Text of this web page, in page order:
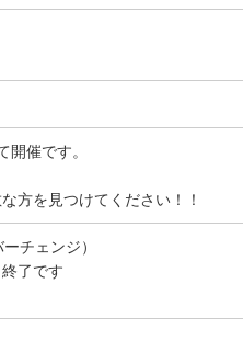
催です。
方を見つけてください！！
チェンジ）
了です